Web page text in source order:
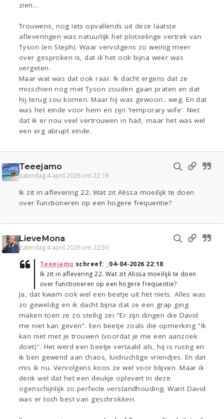
zien...
Trouwens, nog iets opvallends uit deze laatste
afleveringen was natuurlijk het plotselinge vertrek van
Tyson (en Steph). Waar vervolgens zo weinig meer
over gesproken is, dat ik het ook bijna weer was
vergeten.
Maar wat was dat ook raar. Ik dacht ergens dat ze
misschien nog met Tyson zouden gaan praten en dat
hij terug zou komen. Maar hij was gewoon.. weg. En dat
was het einde voor hem en zijn 'temporary wife'. Niet
dat ik er nou veel vertrouwen in had, maar het was wel
een erg abrupt einde.
Teeejamo
zaterdag 4 april 2026 om 22:18
Ik zit in aflevering 22. Wat zit Alissa moeilijk te doen
over functioneren op een hogere frequentie?
LieveMona
zaterdag 4 april 2026 om 22:50
Teeejamo schreef: ↑04-04-2026 22:18
Ik zit in aflevering 22. Wat zit Alissa moeilijk te doen
over functioneren op een hogere frequentie?
Ja, dat kwam ook wel een beetje uit het niets. Alles was
zo geweldig en ik dacht bijna dat ze een grap ging
maken toen ze zo stellig zei "Er zijn dingen die David
me niet kan geven". Een beetje zoals die opmerking "Ik
kan niet met je trouwen (voordat je me een aanzoek
doet)". Het werd een beetje vertaald als, hij is rustig en
ik ben gewend aan chaos, luidruchtige vriendjes. En dat
mis ik nu. Vervolgens koos ze wel voor blijven. Maar ik
denk wel dat het een deukje oplevert in deze
ogenschijnlijk zo perfecte verstandhouding. Want David
was er toch best van geschrokken.